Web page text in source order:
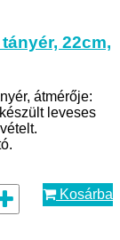
22cm,
átmérője:
leveses
Kosárba